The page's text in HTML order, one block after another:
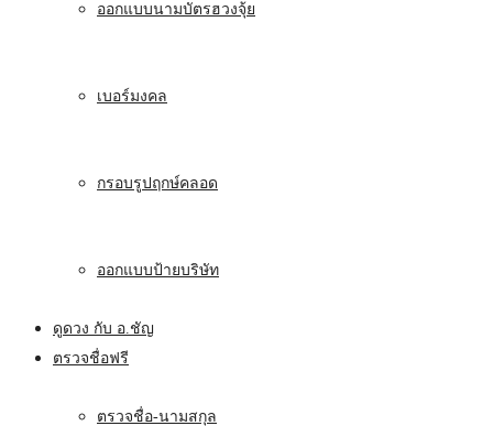
ออกแบบนามบัตรฮวงจุ้ย
เบอร์มงคล
กรอบรูปฤกษ์คลอด
ออกแบบป้ายบริษัท
ดูดวง กับ อ.ชัญ
ตรวจชื่อฟรี
ตรวจชื่อ-นามสกุล